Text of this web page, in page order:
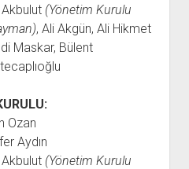
(Yönetim Kurulu
, Ali Akgün, Ali Hikmet
Maskar, Bülent
Ozan
Aydın
(Yönetim Kurulu